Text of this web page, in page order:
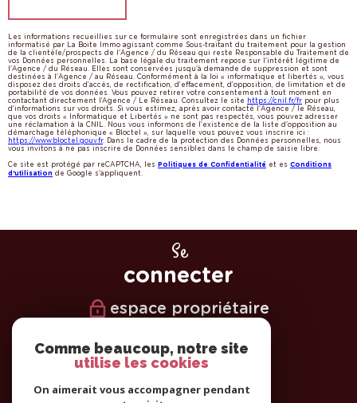
é
e
s
Les informations recueillies sur ce formulaire sont enregistrées dans un fichier
informatisé par La Boite Immo agissant comme Sous-traitant du traitement pour la gestion
de la clientèle/prospects de l'Agence / du Réseau qui reste Responsable du Traitement de
vos Données personnelles. La base légale du traitement repose sur l'intérêt légitime de
l'Agence / du Réseau. Elles sont conservées jusqu'à demande de suppression et sont
destinées à l'Agence / au Réseau. Conformément à la loi « informatique et libertés », vous
disposez des droits d’accès, de rectification, d’effacement, d’opposition, de limitation et de
portabilité de vos données. Vous pouvez retirer votre consentement à tout moment en
contactant directement l’Agence / Le Réseau. Consultez le site https://cnil.fr/fr pour plus
d’informations sur vos droits. Si vous estimez, après avoir contacté l'Agence / le Réseau,
que vos droits « Informatique et Libertés » ne sont pas respectés, vous pouvez adresser
une réclamation à la CNIL. Nous vous informons de l’existence de la liste d'opposition au
démarchage téléphonique « Bloctel », sur laquelle vous pouvez vous inscrire ici :
https://www.bloctel.gouv.fr. Dans le cadre de la protection des Données personnelles, nous
vous invitons à ne pas inscrire de Données sensibles dans le champ de saisie libre.
Ce site est protégé par reCAPTCHA, les Politiques de Confidentialité et es Conditions
d'utilisation de Google s'appliquent.
Se
connecter
espace propriétaire
Nous
suivre
Comme beaucoup, notre site
utilise les cookies
On aimerait vous accompagner pendant